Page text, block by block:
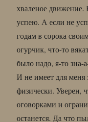
хваленое движение.
успею. А если не
годам в сорока
огурчик, что-то
было надо, я-то
И не имеет для меня
физически. Уверен,
оговорками и
останется. Да что